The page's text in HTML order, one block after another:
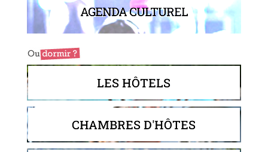
AGENDA CULTUREL
LES HÔTELS
CHAMBRES D'HÔTES